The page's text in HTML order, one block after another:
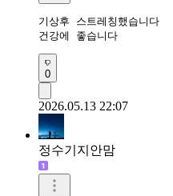
기상후 스트레칭했습니다
건강에 좋습니다
0
2026.05.13 22:07
정수기지안맘